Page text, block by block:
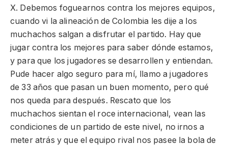
X. Debemos foguearnos contra los mejores equipos,
cuando vi la alineación de Colombia les dije a los
muchachos salgan a disfrutar el partido. Hay que
jugar contra los mejores para saber dónde estamos,
y para que los jugadores se desarrollen y entiendan.
Pude hacer algo seguro para mí, llamo a jugadores
de 33 años que pasan un buen momento, pero qué
nos queda para después. Rescato que los
muchachos sientan el roce internacional, vean las
condiciones de un partido de este nivel, no irnos a
meter atrás y que el equipo rival nos pasee la bola de